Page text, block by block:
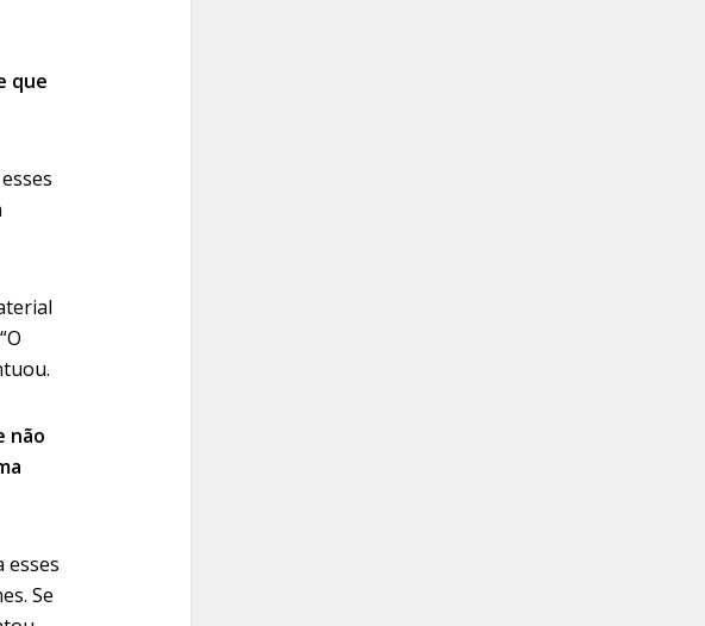
que
não
esses
Se